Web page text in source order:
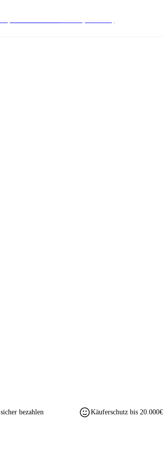
sicher bezahlen Käuferschutz bis 20.000€